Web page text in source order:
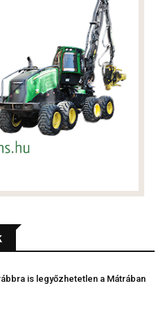
is legyőzhetetlen a Mátrában